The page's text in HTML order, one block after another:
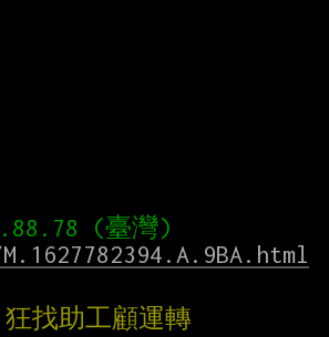
找助工顧運轉